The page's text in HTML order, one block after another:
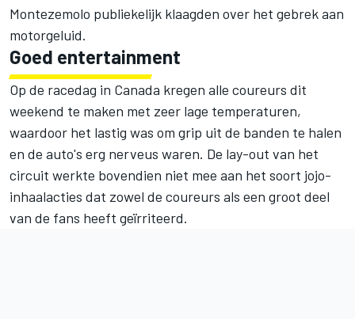
Montezemolo publiekelijk klaagden over het gebrek aan
motorgeluid.
Goed entertainment
Op de racedag in Canada kregen alle coureurs dit
weekend te maken met zeer lage temperaturen,
waardoor het lastig was om grip uit de banden te halen
en de auto's erg nerveus waren. De lay-out van het
circuit werkte bovendien niet mee aan het soort jojo-
inhaalacties dat zowel de coureurs als een groot deel
van de fans heeft geïrriteerd.